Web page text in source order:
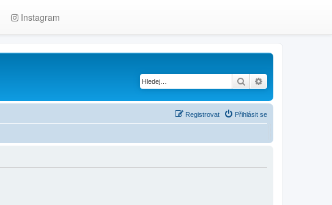
Instagram
Hledat
Přihlásit se
Registrovat